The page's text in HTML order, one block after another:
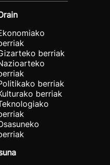
berriak
berriak
berriak